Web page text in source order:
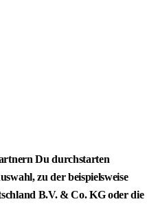
Du durchstarten
zu der beispielsweise
B.V. & Co. KG oder die